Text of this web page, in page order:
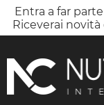
Entra a far
Riceverai